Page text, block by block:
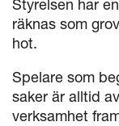
Styrelsen har
räknas som
hot.
Spelare som
saker är alltid
verksamhet